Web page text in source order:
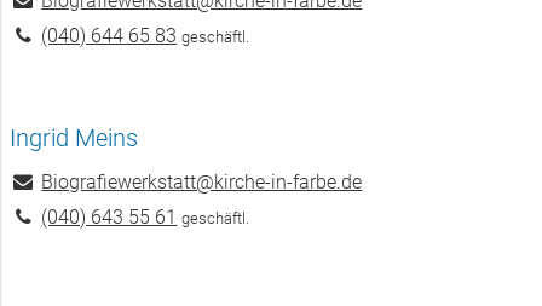
(040) 644 65 83 geschäftl.
Ingrid Meins
Biografiewerkstatt@​kirche-in-farbe.​de
(040) 643 55 61 geschäftl.